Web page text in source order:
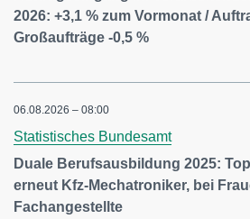
2026: +3,1 % zum Vormonat /
Großaufträge -0,5 %
06.08.2026 – 08:00
Statistisches Bundesamt
Duale Berufsausbildung 2025:
erneut Kfz-Mechatroniker, bei
Fachangestellte